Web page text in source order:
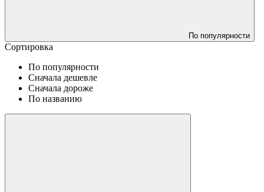
По популярности
Сортировка
По популярности
Сначала дешевле
Сначала дороже
По названию